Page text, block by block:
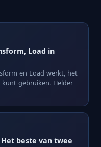
Load in
en Load werkt, het
kunt gebruiken. Helder
beste van twee